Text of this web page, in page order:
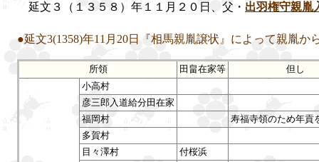
延文３（１３５８）年１１月２０日、父・ 出羽権守親胤
●延文3(1358)年11月20日『相馬親胤譲状』によって親胤か
所領 田畠在家等 但し
小高村
彦三郎入道給分田在家
福岡村
寿福寺領のため年貢
多賀村
目々澤村
付桜浜